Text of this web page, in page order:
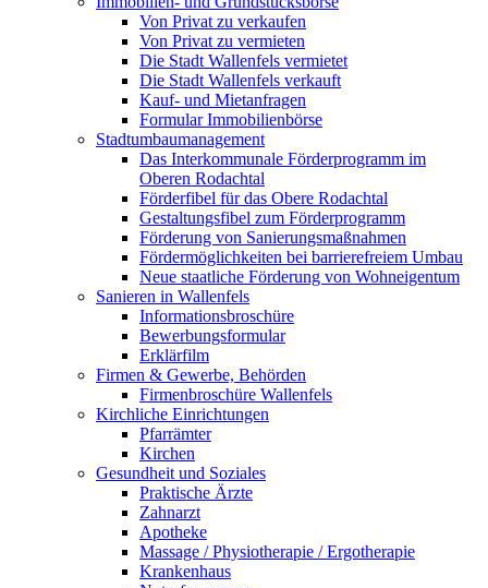
Von Privat zu verkaufen
Von Privat zu vermieten
Die Stadt Wallenfels vermietet
Die Stadt Wallenfels verkauft
Kauf- und Mietanfragen
Formular Immobilienbörse
Stadtumbaumanagement
Das Interkommunale Förderprogramm im
Oberen Rodachtal
Förderfibel für das Obere Rodachtal
Gestaltungsfibel zum Förderprogramm
Förderung von Sanierungsmaßnahmen
Fördermöglichkeiten bei barrierefreiem Umbau
Neue staatliche Förderung von Wohneigentum
Sanieren in Wallenfels
Informationsbroschüre
Bewerbungsformular
Erklärfilm
Firmen & Gewerbe, Behörden
Firmenbroschüre Wallenfels
Kirchliche Einrichtungen
Pfarrämter
Kirchen
Gesundheit und Soziales
Praktische Ärzte
Zahnarzt
Apotheke
Massage / Physiotherapie / Ergotherapie
Krankenhaus